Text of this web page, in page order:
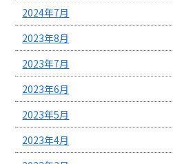
2024年7月
2023年8月
2023年7月
2023年6月
2023年5月
2023年4月